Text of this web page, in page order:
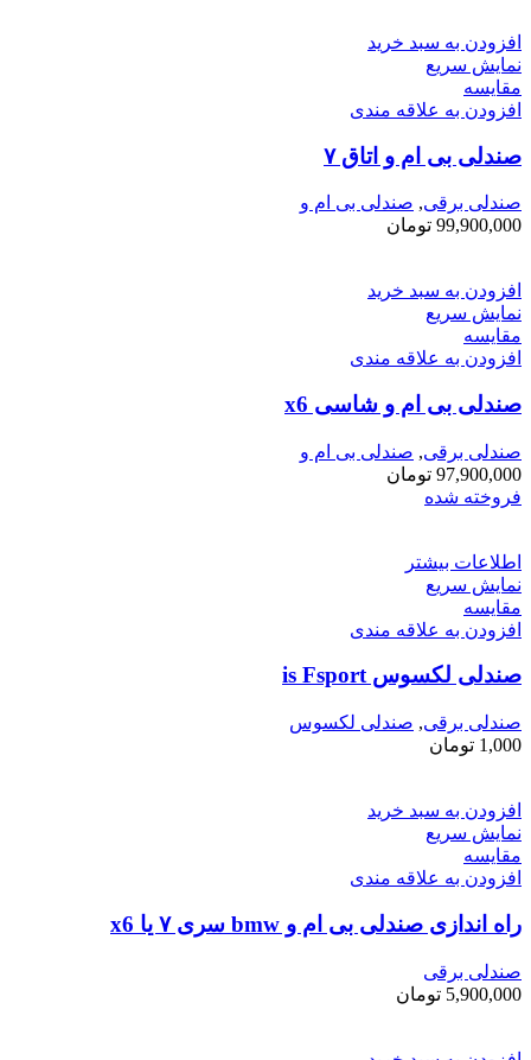
افزودن به سبد خرید
نمایش سریع
مقايسه
افزودن به علاقه مندی
صندلی بی ام و اتاق ۷
صندلی برقی, صندلی بی ام و
99,900,000 تومان
افزودن به سبد خرید
نمایش سریع
مقايسه
افزودن به علاقه مندی
صندلی بی ام و شاسی x6
صندلی برقی, صندلی بی ام و
97,900,000 تومان
فروخته شده
اطلاعات بیشتر
نمایش سریع
مقايسه
افزودن به علاقه مندی
صندلی لکسوس is Fsport
صندلی برقی, صندلی لکسوس
1,000 تومان
افزودن به سبد خرید
نمایش سریع
مقايسه
افزودن به علاقه مندی
راه اندازی صندلی بی ام و bmw سری ۷ یا x6
صندلی برقی
5,900,000 تومان